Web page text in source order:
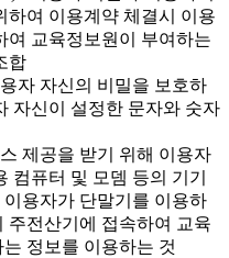
하여 이용계약 체결시 이용
여 교육정보원이 부여하는
합
자 자신의 비밀을 보호하
자신이 설정한 문자와 숫자
제공을 받기 위해 이용자
컴퓨터 및 모뎀 등의 기기
용자가 단말기를 이용하
주전산기에 접속하여 교육
정보를 이용하는 것